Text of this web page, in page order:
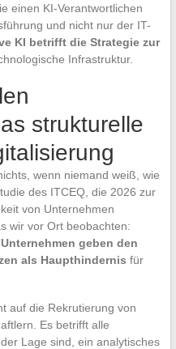
einen KI-Verantwortlichen
und nicht nur der IT-
KI betrifft die Strategie zur
Infrastruktur.
strukturelle
wenn niemand weiß, wie
des ITCEQ, die 2026 zur
von Unternehmen
wir vor Ort beobachten:
geben den
als Haupthindernis für
auf die Rekrutierung von
Es betrifft alle
Lage sind, ein analytisches